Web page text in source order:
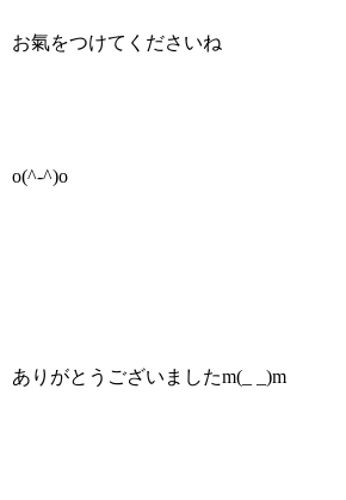
お氣をつけてくださいね
o(^-^)o
ありがとうございましたm(_ _)m